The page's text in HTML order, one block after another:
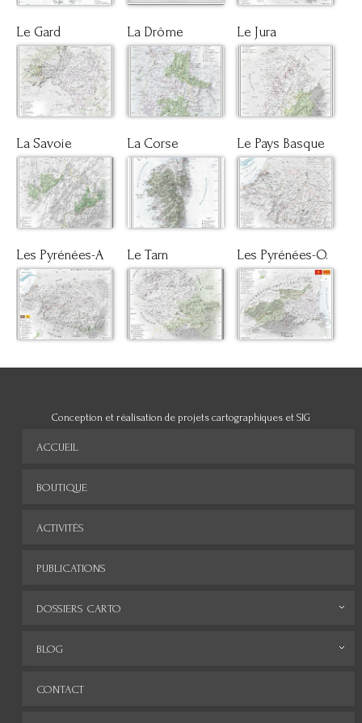
Le Gard La Drôme Le Jura
La Savoie La Corse Le Pays Basque
Les Pyrénées-A Le Tarn Les Pyrénées-O.
Conception et réalisation de projets cartographiques et SIG
ACCUEIL
BOUTIQUE
ACTIVITÉS
PUBLICATIONS
DOSSIERS CARTO
Monde
BLOG
Archives
CONTACT